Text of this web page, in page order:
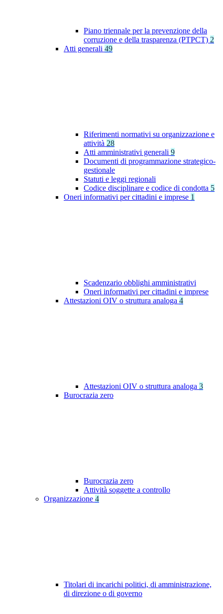
Piano triennale per la prevenzione della
corruzione e della trasparenza (PTPCT) 2
Atti generali 49
Riferimenti normativi su organizzazione e
attività 28
Atti amministrativi generali 9
Documenti di programmazione strategico-
gestionale
Statuti e leggi regionali
Codice disciplinare e codice di condotta 5
Oneri informativi per cittadini e imprese 1
Scadenzario obblighi amministrativi
Oneri informativi per cittadini e imprese
Attestazioni OIV o struttura analoga 4
Attestazioni OIV o struttura analoga 3
Burocrazia zero
Burocrazia zero
Attività soggette a controllo
Organizzazione 4
Titolari di incarichi politici, di amministrazione,
di direzione o di governo